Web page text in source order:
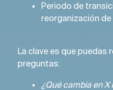
Periodo de
reorganización de
La clave es que puedas
preguntas:
¿Qué cambia en